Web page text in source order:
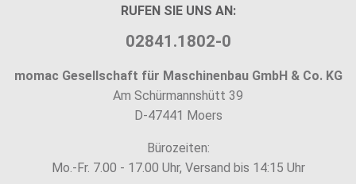
RUFEN SIE UNS AN:
02841.1802-0
momac Gesellschaft für Maschinenbau GmbH & Co. KG
Am Schürmannshütt 39
D-47441 Moers
Bürozeiten:
Mo.-Fr. 7.00 - 17.00 Uhr, Versand bis 14:15 Uhr